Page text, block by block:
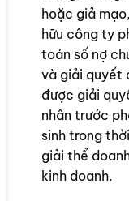
hoặc giả
hữu công ty
toán số nợ
và giải quyết
được giải
nhân trước
sinh trong
giải thể
kinh doanh.